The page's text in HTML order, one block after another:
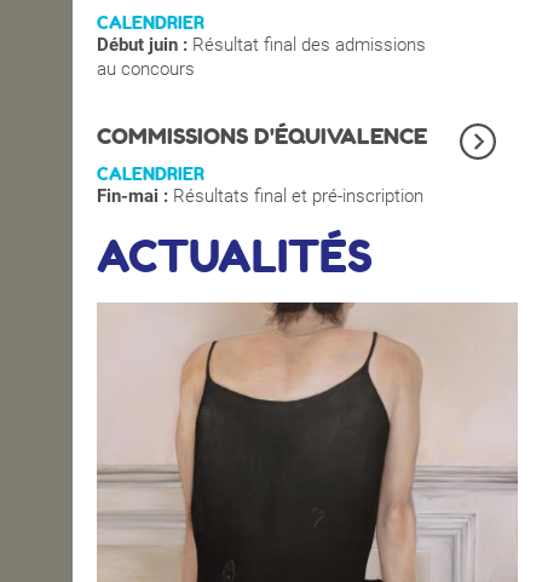
CALENDRIER
Début juin : Résultat final des admissions
au concours
COMMISSIONS D'ÉQUIVALENCE
CALENDRIER
Fin-mai : Résultats final et pré-inscription
ACTUALITÉS